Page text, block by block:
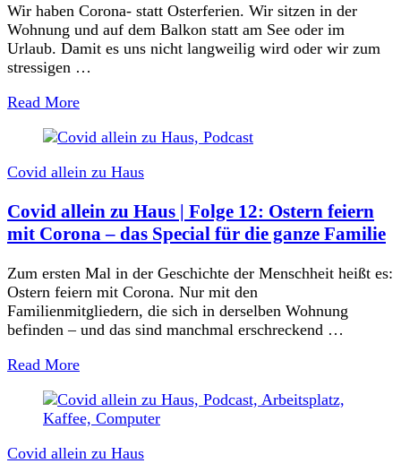
Wir haben Corona- statt Osterferien. Wir sitzen in der
Wohnung und auf dem Balkon statt am See oder im
Urlaub. Damit es uns nicht langweilig wird oder wir zum
stressigen …
Read More
Covid allein zu Haus
Covid allein zu Haus | Folge 12: Ostern feiern
mit Corona – das Special für die ganze Familie
Zum ersten Mal in der Geschichte der Menschheit heißt es:
Ostern feiern mit Corona. Nur mit den
Familienmitgliedern, die sich in derselben Wohnung
befinden – und das sind manchmal erschreckend …
Read More
Covid allein zu Haus